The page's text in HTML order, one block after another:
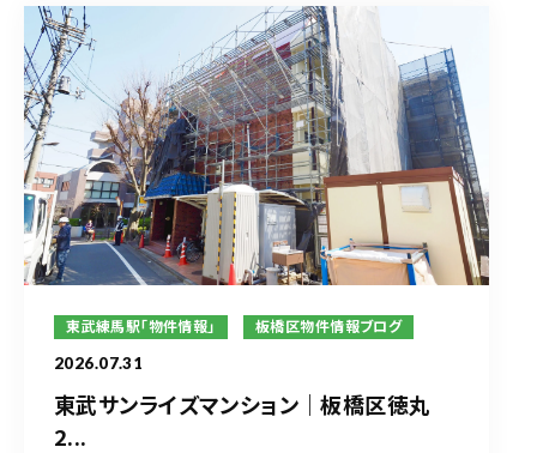
東武練馬駅「物件情報」 板橋区物件情報ブログ
2026.07.31
東武サンライズマンション｜板橋区徳丸
2...